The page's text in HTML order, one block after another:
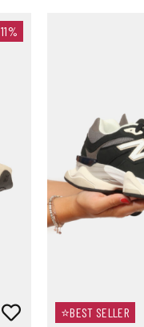
11%
⭐BEST SELLER